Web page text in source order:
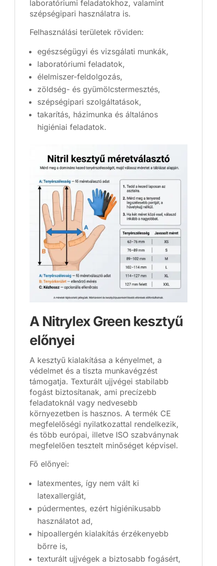
laboratóriumi feladatokhoz, valamint
szépségipari használatra is.
Felhasználási területek röviden:
egészségügyi és vizsgálati munkák,
laboratóriumi feladatok,
élelmiszer-feldolgozás,
zöldség- és gyümölcstermesztés,
szépségipari szolgáltatások,
takarítás, házimunka és általános
higiéniai feladatok.
A Nitrylex Green kesztyű
előnyei
A kesztyű kialakítása a kényelmet, a
védelmet és a tiszta munkavégzést
támogatja. Texturált ujjvégei stabilabb
fogást biztosítanak, ami precízebb
feladatoknál vagy nedvesebb
környezetben is hasznos. A termék CE
megfelelőségi nyilatkozattal rendelkezik,
és több európai, illetve ISO szabványnak
megfelelően tesztelt minőséget képvisel.
Fő előnyei:
latexmentes, így nem vált ki
latexallergiát,
púdermentes, ezért higiénikusabb
használatot ad,
hipoallergén kialakítás érzékenyebb
bőrre is,
texturált ujjvégek a biztosabb fogásért,